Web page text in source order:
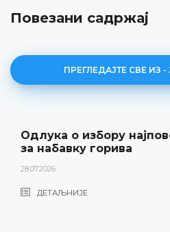
Повезани садржај
ПРЕГЛЕДАЈТЕ СВЕ ИЗ
Одлука о избору
за набавку горива
28.07.2026.
ДЕТАЉНИЈЕ